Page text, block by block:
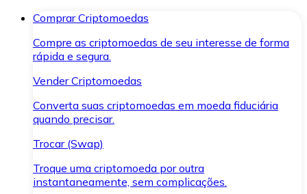
Comprar Criptomoedas
Compre as criptomoedas de seu interesse de forma
rápida e segura.
Vender Criptomoedas
Converta suas criptomoedas em moeda fiduciária
quando precisar.
Trocar (Swap)
Troque uma criptomoeda por outra
instantaneamente, sem complicações.